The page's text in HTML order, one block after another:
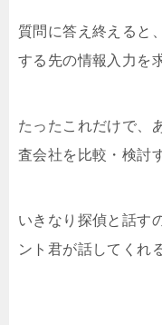
質問に答え終えると
する先の情報入力を
たったこれだけで、
査会社を比較・検討
いきなり探偵と話す
ント君が話してくれ